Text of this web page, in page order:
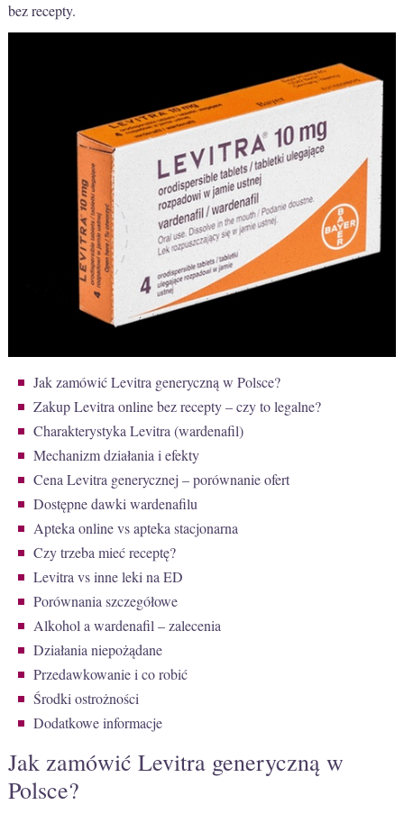
bez recepty.
Jak zamówić Levitra generyczną w Polsce?
Zakup Levitra online bez recepty – czy to legalne?
Charakterystyka Levitra (wardenafil)
Mechanizm działania i efekty
Cena Levitra generycznej – porównanie ofert
Dostępne dawki wardenafilu
Apteka online vs apteka stacjonarna
Czy trzeba mieć receptę?
Levitra vs inne leki na ED
Porównania szczegółowe
Alkohol a wardenafil – zalecenia
Działania niepożądane
Przedawkowanie i co robić
Środki ostrożności
Dodatkowe informacje
Jak zamówić Levitra generyczną w
Polsce?